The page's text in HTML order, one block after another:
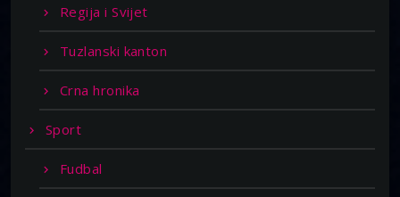
Regija i Svijet
Tuzlanski kanton
Crna hronika
Sport
Fudbal